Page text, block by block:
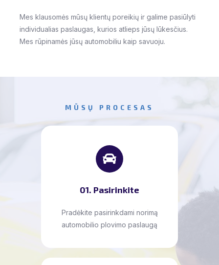
Mes klausomės mūsų klientų poreikių ir galime pasiūlyti
individualias paslaugas, kurios atlieps jūsų lūkesčius.
Mes rūpinamės jūsų automobiliu kaip savuoju.
MŪSŲ PROCESAS
01. Pasirinkite
Pradėkite pasirinkdami norimą
automobilio plovimo paslaugą